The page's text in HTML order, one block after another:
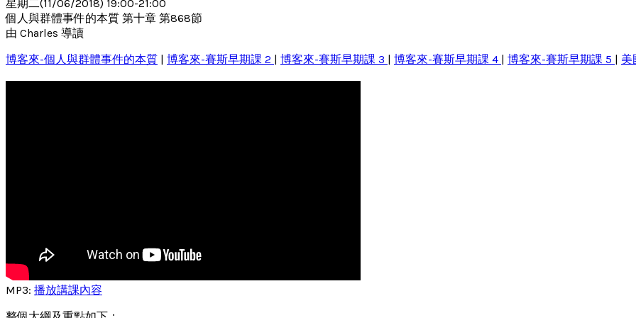
星期二(11/06/2018) 19:00-21:00
個人與群體事件的本質 第十章 第868節
由 Charles 導讀
博客來-個人與群體事件的本質
博客來-賽斯早期課 2 博客來-賽斯早期課 3 博客來-賽斯早期課 4 博客來-賽斯早期課 5 美
MP3: 播放講課內容